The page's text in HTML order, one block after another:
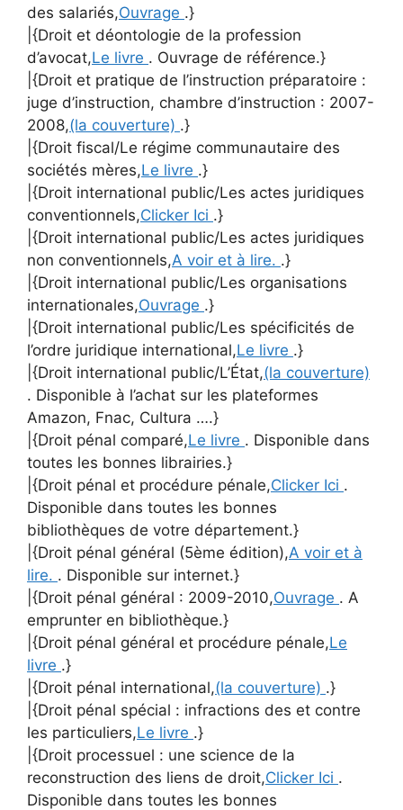
des salariés,Ouvrage .}
|{Droit et déontologie de la profession
d’avocat,Le livre . Ouvrage de référence.}
|{Droit et pratique de l’instruction préparatoire :
juge d’instruction, chambre d’instruction : 2007-
2008,(la couverture) .}
|{Droit fiscal/Le régime communautaire des
sociétés mères,Le livre .}
|{Droit international public/Les actes juridiques
conventionnels,Clicker Ici .}
|{Droit international public/Les actes juridiques
non conventionnels,A voir et à lire. .}
|{Droit international public/Les organisations
internationales,Ouvrage .}
|{Droit international public/Les spécificités de
l’ordre juridique international,Le livre .}
|{Droit international public/L’État,(la couverture)
. Disponible à l’achat sur les plateformes
Amazon, Fnac, Cultura ….}
|{Droit pénal comparé,Le livre . Disponible dans
toutes les bonnes librairies.}
|{Droit pénal et procédure pénale,Clicker Ici .
Disponible dans toutes les bonnes
bibliothèques de votre département.}
|{Droit pénal général (5ème édition),A voir et à
lire. . Disponible sur internet.}
|{Droit pénal général : 2009-2010,Ouvrage . A
emprunter en bibliothèque.}
|{Droit pénal général et procédure pénale,Le
livre .}
|{Droit pénal international,(la couverture) .}
|{Droit pénal spécial : infractions des et contre
les particuliers,Le livre .}
|{Droit processuel : une science de la
reconstruction des liens de droit,Clicker Ici .
Disponible dans toutes les bonnes